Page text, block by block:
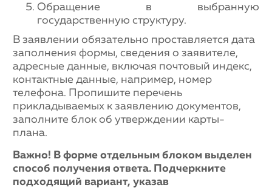
Обращение в выбранную
государственную структуру.
В заявлении обязательно проставляется дата
заполнения формы, сведения о заявителе,
адресные данные, включая почтовый индекс,
контактные данные, например, номер
телефона. Пропишите перечень
прикладываемых к заявлению документов,
заполните блок об утверждении карты-
плана.
Важно! В форме отдельным блоком выделен
способ получения ответа. Подчеркните
подходящий вариант, указав